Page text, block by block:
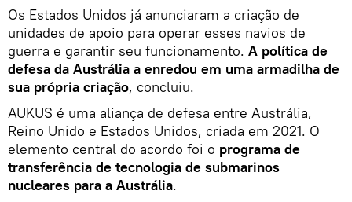
Os Estados Unidos já anunciaram a criação de
unidades de apoio para operar esses navios de
guerra e garantir seu funcionamento. A política de
defesa da Austrália a enredou em uma armadilha de
sua própria criação, concluiu.
AUKUS é uma aliança de defesa entre Austrália,
Reino Unido e Estados Unidos, criada em 2021. O
elemento central do acordo foi o programa de
transferência de tecnologia de submarinos
nucleares para a Austrália.